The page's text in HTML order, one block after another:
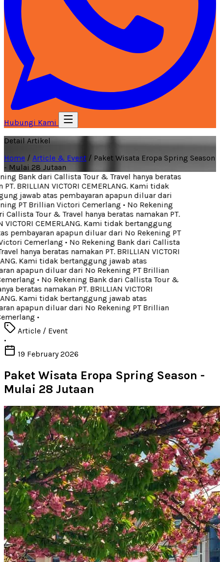
Hubungi Kami
Detail Artikel
Home / Article & Event / Paket Wisata Eropa Spring Season
- Mulai 28 Jutaan
Bank dari Callista Tour & Travel hanya beratas
BRILLIAN VICTORI CEMERLANG. Kami tidak
jawab atas pembayaran apapun diluar dari
PT Brillian Victori Cemerlang• No Rekening
Tour & Travel hanya beratas namakan PT.
VICTORI CEMERLANG. Kami tidak bertanggung
pembayaran apapun diluar dari No Rekening PT
Cemerlang• No Rekening Bank dari Callista
hanya beratas namakan PT. BRILLIAN VICTORI
Kami tidak bertanggung jawab atas
apapun diluar dari No Rekening PT Brillian
• No Rekening Bank dari Callista Tour &
beratas namakan PT. BRILLIAN VICTORI
Kami tidak bertanggung jawab atas
apapun diluar dari No Rekening PT Brillian
•
Article / Event
•
19 February 2026
Paket Wisata Eropa Spring Season -
Mulai 28 Jutaan